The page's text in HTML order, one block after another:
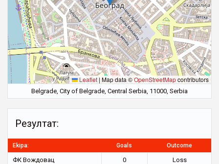
Leaflet | Map data ©OpenStreetMapcontributors
Belgrade, City of Belgrade, Central Serbia, 11000, Serbia
Резултат:
Ekipa: Goals Outcome
ФК Вождовац 0
Loss